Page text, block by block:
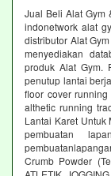
Jual Beli Alat Gym
indonetwork alat
distributor Alat
menyediakan
produk Alat Gym.
penutup lantai
floor cover
althetic running
Lantai Karet Untuk
pembuatan
Crumb Powder